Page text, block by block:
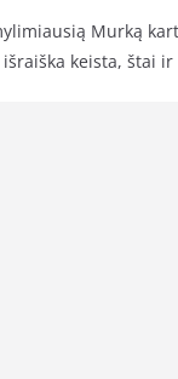
Murką
išraiška keista, štai